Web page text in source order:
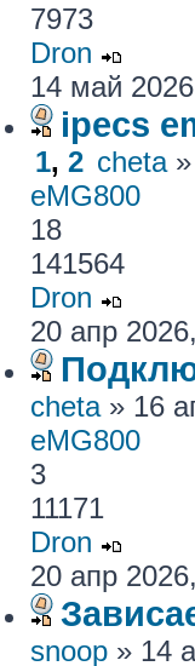
7973
Dron
14 май
ipecs
1, 2 cheta»
eMG800
18
141564
Dron
20 апр
cheta» 16
eMG800
3
11171
Dron
20 апр
snoop » 14